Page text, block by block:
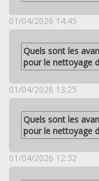
01/04/2026 14:45
Quels sont les
pour le nettoyage
01/04/2026 13:25
Quels sont les
pour le nettoyage
01/04/2026 12:32